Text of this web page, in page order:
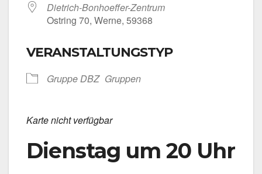
Dietrich-Bonhoeffer-Zentrum
Ost­ring 70, Wer­ne, 59368
VERANSTALTUNGSTYP
Grup­pe DBZ Grup­pen
Kar­te nicht ver­füg­bar
Dienstag um 20 Uhr